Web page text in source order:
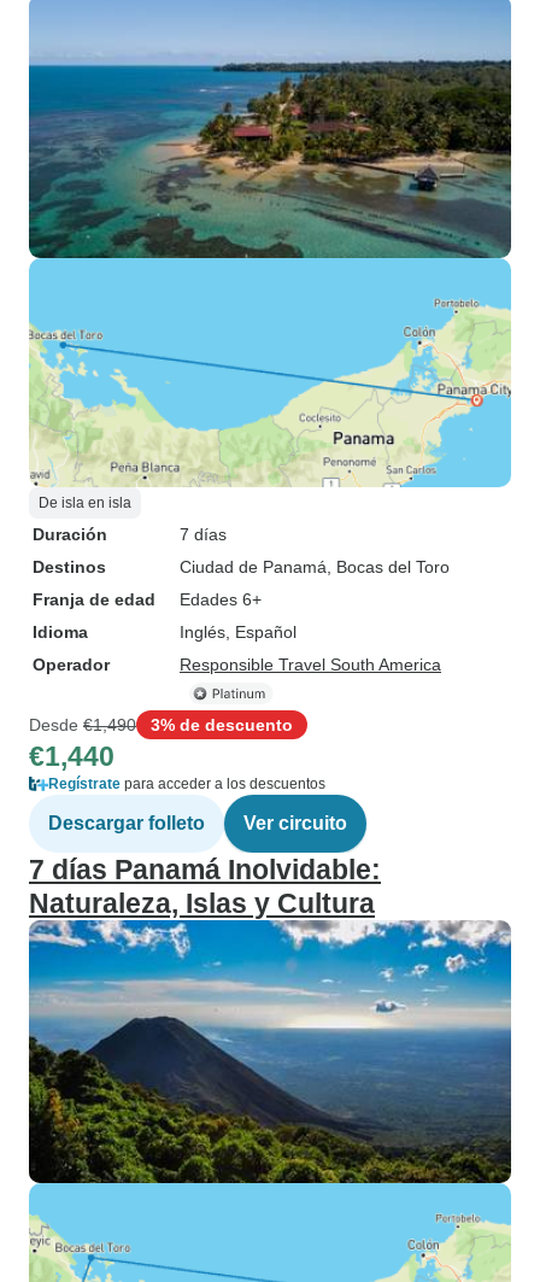
De isla en isla
Duración
7 días
Destinos
Ciudad de Panamá , Bocas del Toro
Franja de edad
Edades 6+
Idioma
Inglés, Español
Operador
Responsible Travel South America
Desde €1,490 3% de descuento
€1,440
Regístrate para acceder a los descuentos
Descargar folleto Ver circuito
7 días Panamá Inolvidable:
Naturaleza, Islas y Cultura